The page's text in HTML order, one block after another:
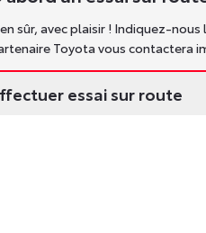
sûr, avec plaisir ! Indiquez-
Toyota vous contactera
essai sur route